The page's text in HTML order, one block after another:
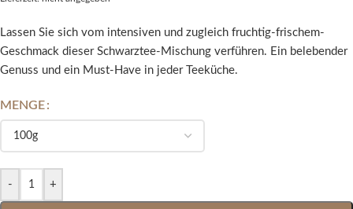
Lassen Sie sich vom intensiven und zugleich fruchtig-frischem-
Geschmack dieser Schwarztee-Mischung verführen. Ein belebender
Genuss und ein Must-Have in jeder Teeküche.
MENGE
- +